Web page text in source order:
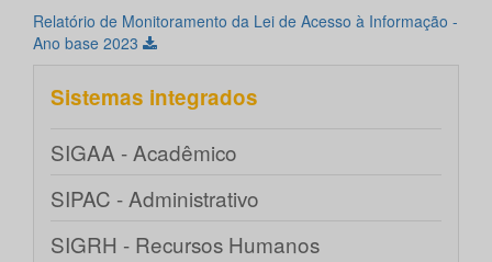
Relatório de Monitoramento da Lei de Acesso à Informação -
Ano base 2023
Sistemas integrados
SIGAA - Acadêmico
SIPAC - Administrativo
SIGRH - Recursos Humanos